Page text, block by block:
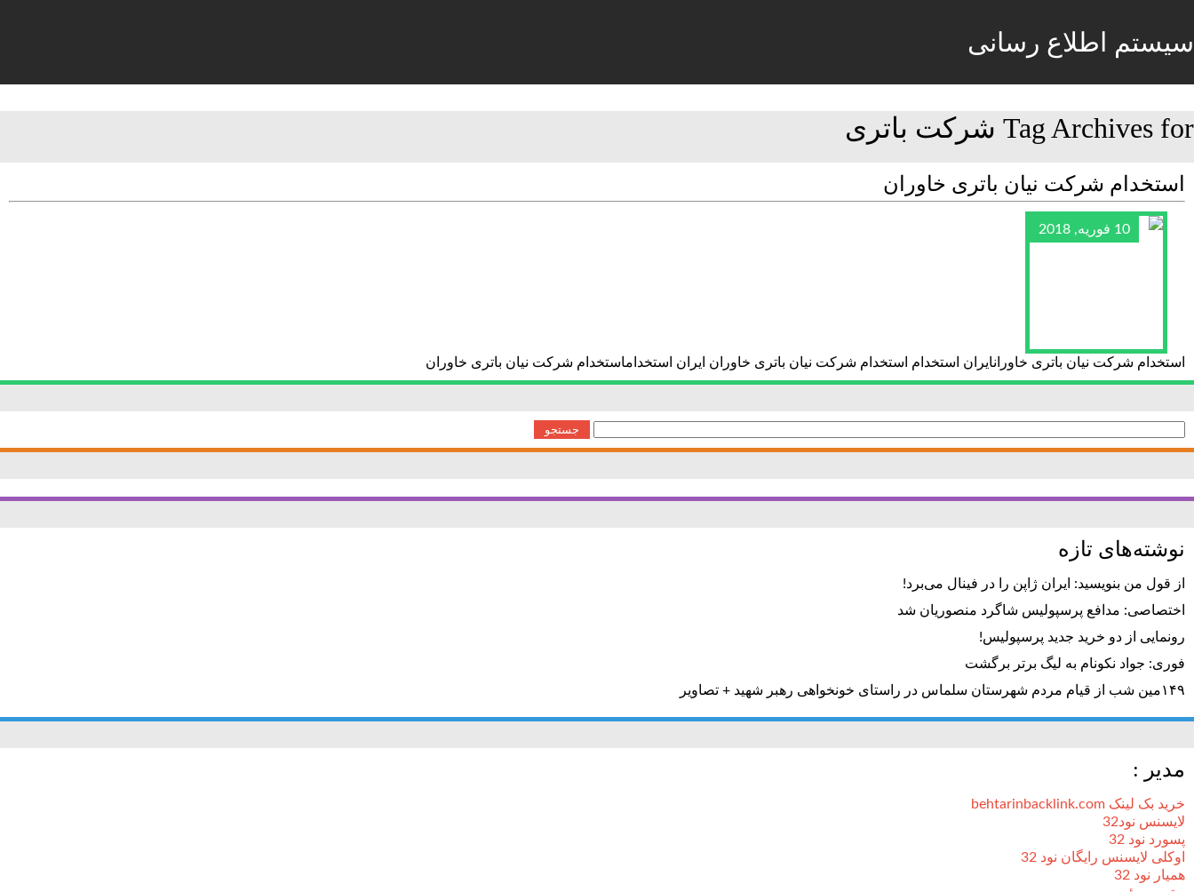
سیستم اطلاع رسانی
Tag Archives for شرکت باتری
استخدام شرکت نیان باتری خاوران
10 فوریه, 2018
استخدام شرکت نیان باتری خاورانایران استخدام استخدام شرکت نیان باتری خاوران ایران استخداماستخدام شرکت نیان باتری خاوران
برای:
نوشته‌های تازه
از قول من بنویسید: ایران ژاپن را در فینال می‌برد!
اختصاصی: مدافع پرسپولیس شاگرد منصوریان شد
رونمایی از دو خرید جدید پرسپولیس!
فوری: جواد نکونام به لیگ برتر برگشت
۱۴۹مین شب از قیام مردم شهرستان سلماس در راستای خونخواهی رهبر شهید + تصاویر
مدیر :
خرید بک لینک behtarinbacklink.com
لایسنس نود32
پسورد نود 32
اوکلی لایسنس رایگان نود 32
همیار نود 32